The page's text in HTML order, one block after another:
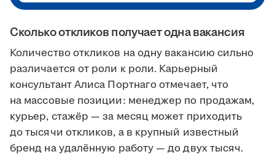
Сколько откликов получает одна вакансия
Количество откликов на одну вакансию сильно
различается от роли к роли. Карьерный
консультант Алиса Портнаго отмечает, что
на массовые позиции: менеджер по продажам,
курьер, стажёр — за месяц может приходить
до тысячи откликов, а в крупный известный
бренд на удалённую работу — до двух тысяч.